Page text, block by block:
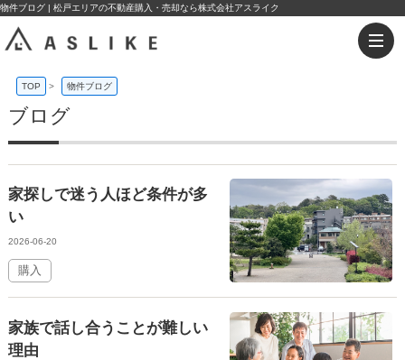
物件ブログ | 松戸エリアの不動産購入・売却なら株式会社アスライク
TOP > 物件ブログ
ブログ
家探しで迷う人ほど条件が多
い
2026-06-20
購入
家族で話し合うことが難しい
理由